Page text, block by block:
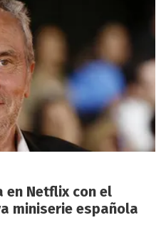
en Netflix con el
miniserie española